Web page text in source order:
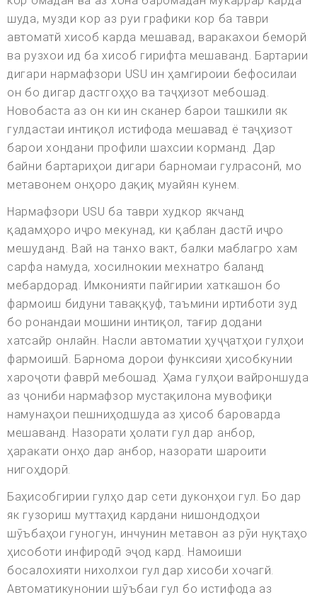
шуда, музди кор аз руи графики кор ба таври
автоматй хисоб карда мешавад, варакахои беморй
ва рузхои ид ба хисоб гирифта мешаванд. Бартарии
дигари нармафзори USU ин ҳамгироии бефосилаи
он бо дигар дастгоҳҳо ва таҷҳизот мебошад.
Новобаста аз он ки ин сканер барои ташкили як
гулдастаи интиқол истифода мешавад ё таҷҳизот
барои хондани профили шахсии корманд. Дар
байни бартариҳои дигари барномаи гулрасонӣ, мо
метавонем онҳоро дақиқ муайян кунем.
Нармафзори USU ба таври худкор якчанд
қадамҳоро иҷро мекунад, ки қаблан дастӣ иҷро
мешуданд. Вай на танхо вакт, балки маблагро хам
сарфа намуда, хосилнокии мехнатро баланд
мебардорад. Имконияти пайгирии хаткашон бо
фармоиш бидуни таваққуф, таъмини иртиботи зуд
бо ронандаи мошини интиқол, тағир додани
хатсайр онлайн. Насли автоматии ҳуҷҷатҳои гулҳои
фармоишӣ. Барнома дорои функсияи ҳисобкунии
хароҷоти фаврӣ мебошад. Ҳама гулҳои вайроншуда
аз ҷониби нармафзор мустақилона мувофиқи
намунаҳои пешниҳодшуда аз ҳисоб бароварда
мешаванд. Назорати ҳолати гул дар анбор,
ҳаракати онҳо дар анбор, назорати шароити
нигоҳдорӣ.
Баҳисобгирии гулҳо дар сети дуконҳои гул. Бо дар
як гузориш муттаҳид кардани нишондодҳои
шӯъбаҳои гуногун, инчунин метавон аз рӯи нуқтаҳо
ҳисоботи инфиродӣ эҷод кард. Намоиши
босалохияти нихолхои гул дар хисоби хочагй.
Автоматикунонии шӯъбаи гул бо истифода аз